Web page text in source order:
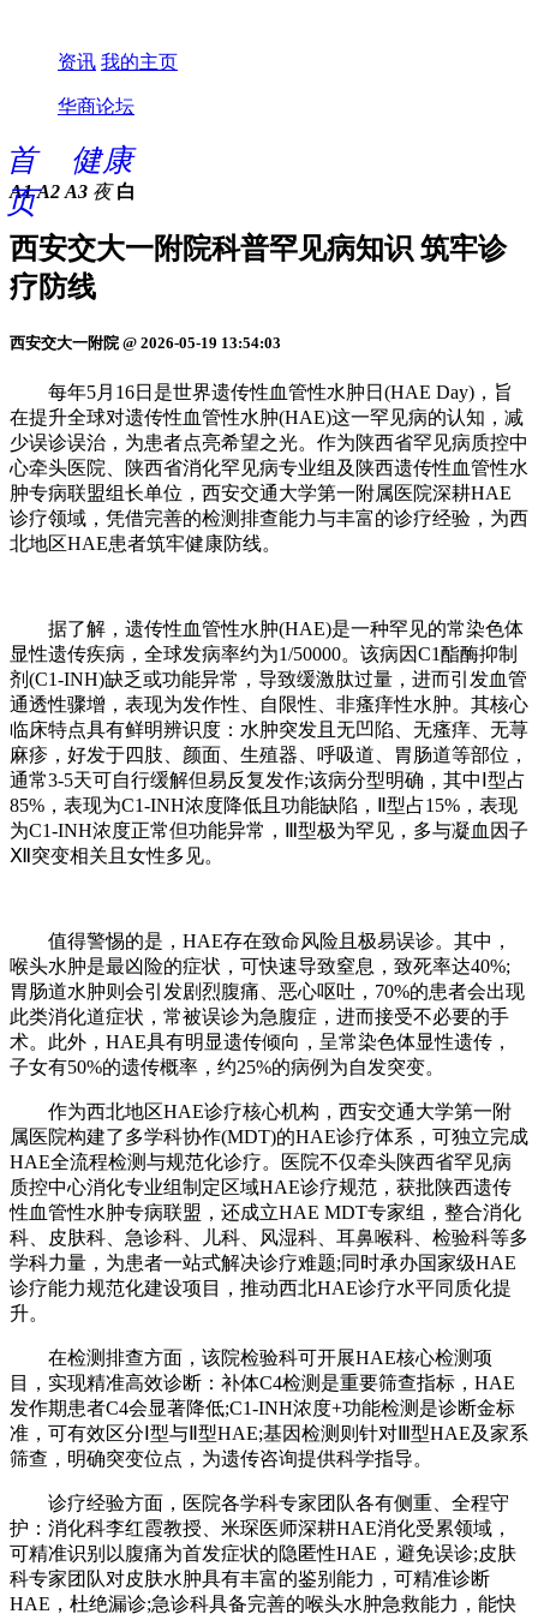
资讯 我的主页
华商论坛
首
页
健康
A1 A2 A3 夜 白
西安交大一附院科普罕见病知识 筑牢诊
疗防线
西安交大一附院 @ 2026-05-19 13:54:03
每年5月16日是世界遗传性血管性水肿日(HAE Day)，旨
在提升全球对遗传性血管性水肿(HAE)这一罕见病的认知，减
少误诊误治，为患者点亮希望之光。作为陕西省罕见病质控中
心牵头医院、陕西省消化罕见病专业组及陕西遗传性血管性水
肿专病联盟组长单位，西安交通大学第一附属医院深耕HAE
诊疗领域，凭借完善的检测排查能力与丰富的诊疗经验，为西
北地区HAE患者筑牢健康防线。
据了解，遗传性血管性水肿(HAE)是一种罕见的常染色体
显性遗传疾病，全球发病率约为1/50000。该病因C1酯酶抑制
剂(C1-INH)缺乏或功能异常，导致缓激肽过量，进而引发血管
通透性骤增，表现为发作性、自限性、非瘙痒性水肿。其核心
临床特点具有鲜明辨识度：水肿突发且无凹陷、无瘙痒、无荨
麻疹，好发于四肢、颜面、生殖器、呼吸道、胃肠道等部位，
通常3-5天可自行缓解但易反复发作;该病分型明确，其中Ⅰ型占
85%，表现为C1-INH浓度降低且功能缺陷，Ⅱ型占15%，表现
为C1-INH浓度正常但功能异常，Ⅲ型极为罕见，多与凝血因子
Ⅻ突变相关且女性多见。
值得警惕的是，HAE存在致命风险且极易误诊。其中，
喉头水肿是最凶险的症状，可快速导致窒息，致死率达40%;
胃肠道水肿则会引发剧烈腹痛、恶心呕吐，70%的患者会出现
此类消化道症状，常被误诊为急腹症，进而接受不必要的手
术。此外，HAE具有明显遗传倾向，呈常染色体显性遗传，
子女有50%的遗传概率，约25%的病例为自发突变。
作为西北地区HAE诊疗核心机构，西安交通大学第一附
属医院构建了多学科协作(MDT)的HAE诊疗体系，可独立完成
HAE全流程检测与规范化诊疗。医院不仅牵头陕西省罕见病
质控中心消化专业组制定区域HAE诊疗规范，获批陕西遗传
性血管性水肿专病联盟，还成立HAE MDT专家组，整合消化
科、皮肤科、急诊科、儿科、风湿科、耳鼻喉科、检验科等多
学科力量，为患者一站式解决诊疗难题;同时承办国家级HAE
诊疗能力规范化建设项目，推动西北HAE诊疗水平同质化提
升。
在检测排查方面，该院检验科可开展HAE核心检测项
目，实现精准高效诊断：补体C4检测是重要筛查指标，HAE
发作期患者C4会显著降低;C1-INH浓度+功能检测是诊断金标
准，可有效区分Ⅰ型与Ⅱ型HAE;基因检测则针对Ⅲ型HAE及家系
筛查，明确突变位点，为遗传咨询提供科学指导。
诊疗经验方面，医院各学科专家团队各有侧重、全程守
护：消化科李红霞教授、米琛医师深耕HAE消化受累领域，
可精准识别以腹痛为首发症状的隐匿性HAE，避免误诊;皮肤
科专家团队对皮肤水肿具有丰富的鉴别能力，可精准诊断
HAE，杜绝漏诊;急诊科具备完善的喉头水肿急救能力，能快